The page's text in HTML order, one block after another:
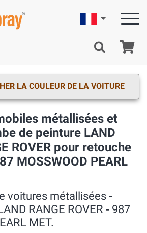
Française
LA COULEUR DE LA VOITURE
métallisées et
de peinture LAND
ROVER pour retouche
MOSSWOOD PEARL
voitures métallisées ‐
RANGE ROVER ‐ 987
MET.